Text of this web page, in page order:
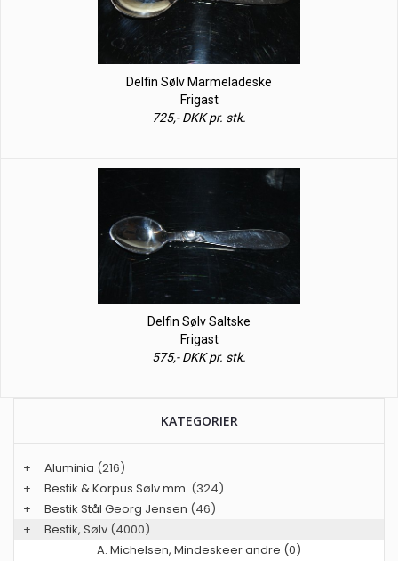
Delfin Sølv Marmeladeske
Frigast
725,- DKK pr. stk.
Delfin Sølv Saltske
Frigast
575,- DKK pr. stk.
KATEGORIER
+ Aluminia (216)
+
Bestik & Korpus Sølv mm. (324)
+
Bestik Stål Georg Jensen (46)
+
Bestik, Sølv (4000)
A. Michelsen, Mindeskeer andre (0)